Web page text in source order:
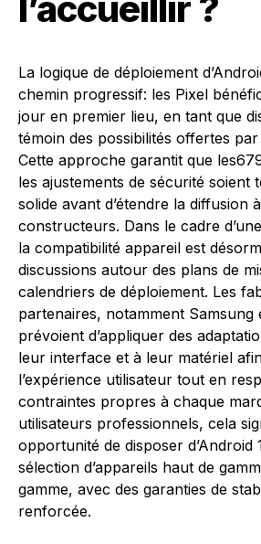
La logique de déploiement
chemin progressif: les Pixel
jour en premier lieu, en tant que
témoin des possibilités offertes
Cette approche garantit que
les ajustements de sécurité soient
solide avant d’étendre la diffusion
constructeurs. Dans le cadre
la compatibilité appareil est
discussions autour des plans de
calendriers de déploiement. Les
partenaires, notamment Samsung
prévoient d’appliquer des
leur interface et à leur matériel
l’expérience utilisateur tout en
contraintes propres à chaque
utilisateurs professionnels, cela
opportunité de disposer d’Android
sélection d’appareils haut de
gamme, avec des garanties de
renforcée.